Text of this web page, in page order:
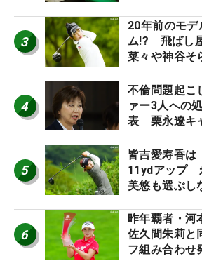
3
20年前のモ
ム!? 飛ばし
菜々や神谷そ
ロたちの“飛
4
不倫問題起こ
ァー3人への
表 栗永遼キ
5
皆吉愛寿香は
11ydアップ
美悠も選ぶし
ア”】
6
昨年覇者・河
佐久間朱莉
フ組み合わせ